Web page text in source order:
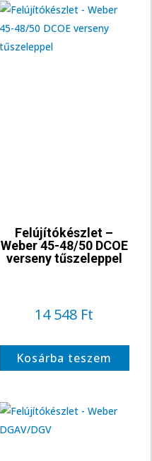
Felújítókészlet –
Weber 45-48/50 DCOE
verseny tűszeleppel
14 548 Ft
Kosárba teszem